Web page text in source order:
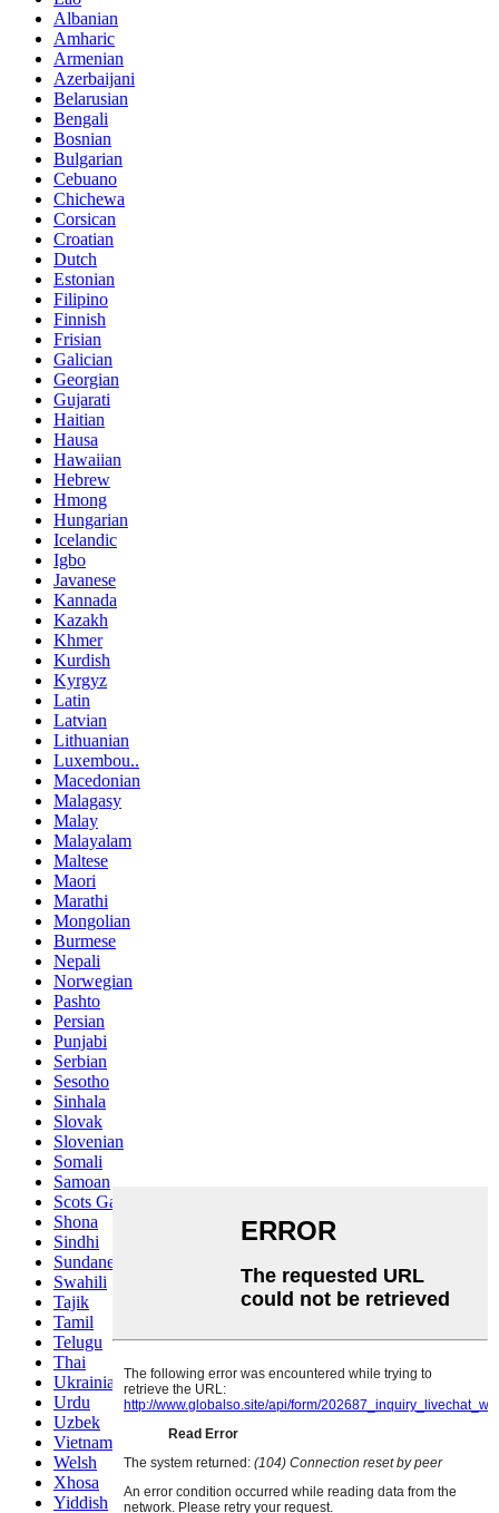
Albanian
Amharic
Armenian
Azerbaijani
Belarusian
Bengali
Bosnian
Bulgarian
Cebuano
Chichewa
Corsican
Croatian
Dutch
Estonian
Filipino
Finnish
Frisian
Galician
Georgian
Gujarati
Haitian
Hausa
Hawaiian
Hebrew
Hmong
Hungarian
Icelandic
Igbo
Javanese
Kannada
Kazakh
Khmer
Kurdish
Kyrgyz
Latin
Latvian
Lithuanian
Luxembou..
Macedonian
Malagasy
Malay
Malayalam
Maltese
Maori
Marathi
Mongolian
Burmese
Nepali
Norwegian
Pashto
Persian
Punjabi
Serbian
Sesotho
Sinhala
Slovak
Slovenian
Somali
Samoan
Scots Gaelic
Shona
Sindhi
Sundanese
Swahili
Tajik
Tamil
Telugu
Thai
Ukrainian
Urdu
Uzbek
Vietnamese
Welsh
Xhosa
Yiddish